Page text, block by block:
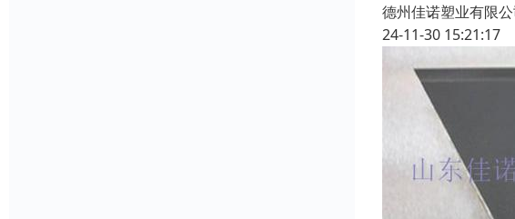
德州佳诺塑业有限公
24-11-30 15:21:17